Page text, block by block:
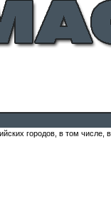
городов, в том числе,